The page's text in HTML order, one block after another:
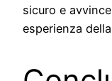
sicuro e
esperienza